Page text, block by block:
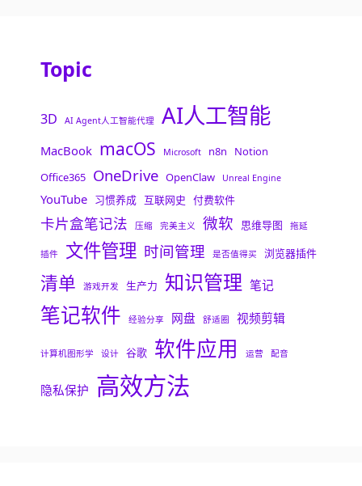
Topic
3D AI Agent人工智能代理 AI人工智能
MacBook macOS Microsoft n8n
Notion
Office365 OneDrive OpenClaw Unreal Engine
YouTube 习惯养成 互联网史 付费软件
卡片盒笔记法 压缩 完美主义 微软 思维导图 拖延
插件 文件管理 时间管理 是否值得买 浏览器插件
清单 游戏开发 生产力 知识管理 笔记
笔记软件 经验分享 网盘 舒适圈 视频剪辑
计算机图形学 设计 谷歌 软件应用 运营 配音
隐私保护 高效方法